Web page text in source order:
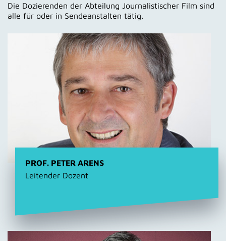
Die Dozierenden der Abteilung Journalistischer Film sind
alle für oder in Sendeanstalten tätig.
PROF. PETER ARENS
Leitender Dozent